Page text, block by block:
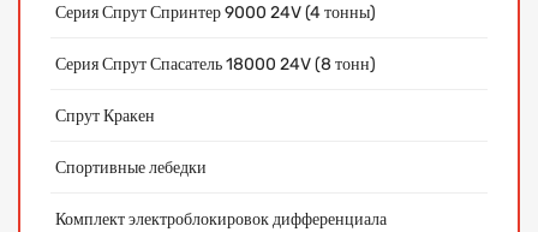
Серия Спрут Спринтер 9000 24V (4 тонны)
Серия Спрут Спасатель 18000 24V (8 тонн)
Спрут Кракен
Спортивные лебедки
Комплект электроблокировок дифференциала